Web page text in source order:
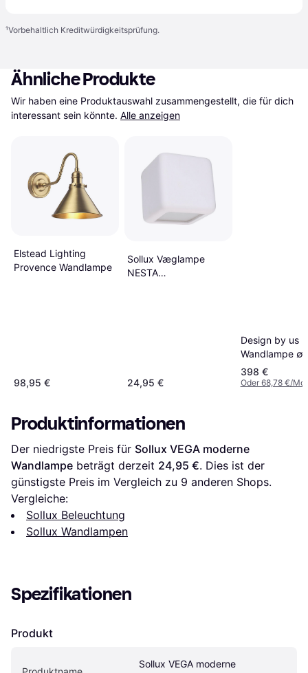
¹Vorbehaltlich Kreditwürdigkeitsprüfung.
Ähnliche Produkte
Wir haben eine Produktauswahl zusammengestellt, die für dich
interessant sein könnte. Alle anzeigen
Elstead Lighting
Provence Wandlampe
98,95 €
Sollux Væglampe
NESTA
24,95 €
Design by us
Wandlampe ∅
398 €
Oder 68,78 €/
Produktinformationen
Der niedrigste Preis für Sollux VEGA moderne
Wandlampe beträgt derzeit 24,95 €. Dies ist der
günstigste Preis im Vergleich zu 9 anderen Shops.
Vergleiche:
Sollux Beleuchtung
Sollux Wandlampen
Spezifikationen
Produkt
Sollux VEGA moderne